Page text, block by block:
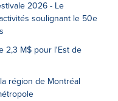
2026 - Le
soulignant le 50e
2,3 M$ pour l'Est de
région de Montréal